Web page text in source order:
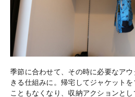
季節に合わせて、その時に必要なア
きる仕組みに。帰宅してジャケット
こともなくなり、収納アクションとし